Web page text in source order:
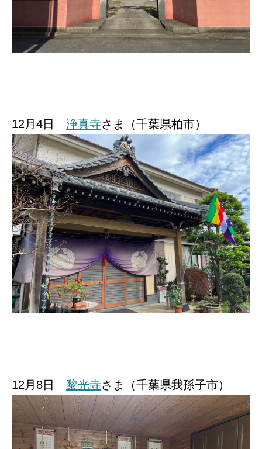
12月4日 浄真寺さま（千葉県柏市）
12月8日 黎光寺さま（千葉県我孫子市）